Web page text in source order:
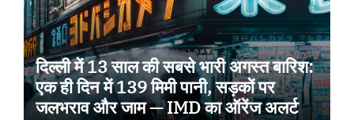
दिल्ली में 13 साल की सबसे भारी अगस्त बारिश:
एक ही दिन में 139 मिमी पानी, सड़कों पर
जलभराव और जाम — IMD का ऑरेंज अलर्ट